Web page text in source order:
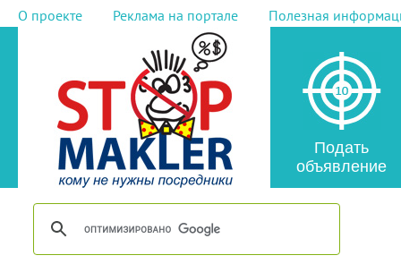
О проекте Реклама на портале Полезная
Подать
объявление